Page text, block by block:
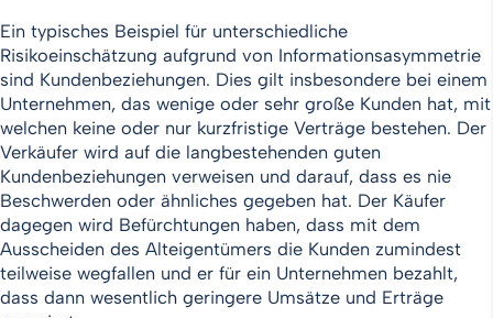
Ein typisches Beispiel für unterschiedliche
Risikoeinschätzung aufgrund von Informationsasymmetrie
sind Kundenbeziehungen. Dies gilt insbesondere bei einem
Unternehmen, das wenige oder sehr große Kunden hat, mit
welchen keine oder nur kurzfristige Verträge bestehen. Der
Verkäufer wird auf die langbestehenden guten
Kundenbeziehungen verweisen und darauf, dass es nie
Beschwerden oder ähnliches gegeben hat. Der Käufer
dagegen wird Befürchtungen haben, dass mit dem
Ausscheiden des Alteigentümers die Kunden zumindest
teilweise wegfallen und er für ein Unternehmen bezahlt,
dass dann wesentlich geringere Umsätze und Erträge